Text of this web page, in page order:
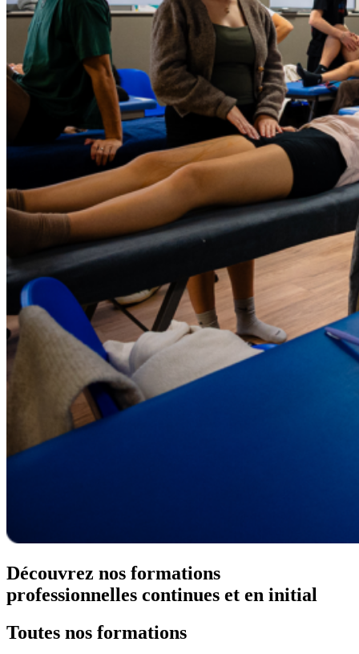
Découvrez nos formations
professionnelles continues et en initial
Toutes nos formations